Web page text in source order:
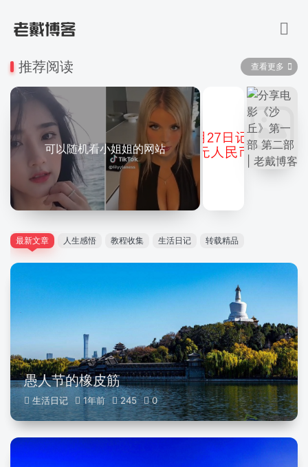
推荐阅读 查看更多
可以随机看小姐姐的网站
最新文章 人生感悟 教程收集 生活日记 转载精品
愚人节的橡皮筋
生活日记 1年前 245 0